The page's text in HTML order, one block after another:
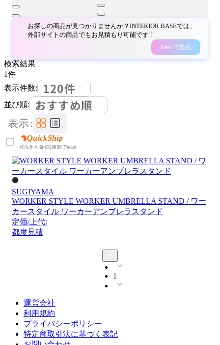
お探しの商品が見つかりませんか？INTERIOR BASEでは、
外部サイトの商品でもお見積もり可能です！
Webで検索
検索結果
1件
表示件数:
120件
並び順: おすすめ順
表示:
QuickShip
発注から最短2週間で納品
SUGIYAMA
WORKER STYLE WORKER UMBRELLA STAND / ワー
カースタイル ワーカーアンブレラスタンド
定価/上代:
都度見積
1
運営会社
利用規約
プライバシーポリシー
特定商取引法に基づく表記